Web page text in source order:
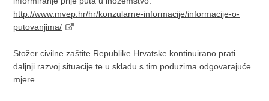
http://www.mvep.hr/hr/konzularne-informacije/informacije-o-
putovanjima/
Stožer civilne zaštite Republike Hrvatske kontinuirano prati
daljnji razvoj situacije te u skladu s tim poduzima odgovarajuće
mjere.